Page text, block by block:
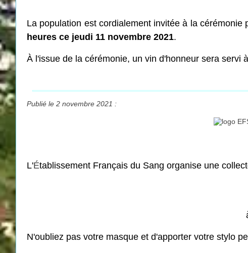
La population est cordialement invitée à la
heures ce jeudi 11 novembre 2021.
À l'issue de la cérémonie, un vin d'honneur sera servi
Publié le 2 novembre 2021 :
L'Établissement Français du Sang organise une
N'oubliez pas votre masque et d'apporter votre stylo